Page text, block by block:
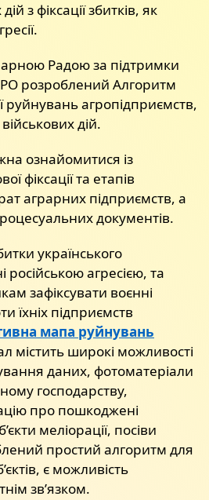
з фіксації збитків, як
Радою за підтримки
розроблений Алгоритм
руйнувань агропідприємств,
дій.
ознайомитися із
фіксації та етапів
аграрних підприємств, а
документів.
українського
російською агресією, та
зафіксувати воєнні
їхніх підприємств
мапа руйнувань
містить широкі можливості
даних, фотоматеріали
господарству,
про пошкоджені
меліорації, посіви
простий алгоритм для
є можливість
зв’язком.